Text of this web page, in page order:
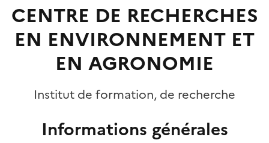
CENTRE DE RECHERCHES
EN ENVIRONNEMENT ET
EN AGRONOMIE
Institut de formation, de recherche
Informations générales